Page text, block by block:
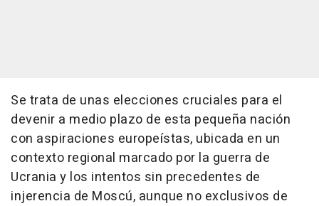
Se trata de unas elecciones cruciales para el
devenir a medio plazo de esta pequeña nación
con aspiraciones europeístas, ubicada en un
contexto regional marcado por la guerra de
Ucrania y los intentos sin precedentes de
injerencia de Moscú, aunque no exclusivos de